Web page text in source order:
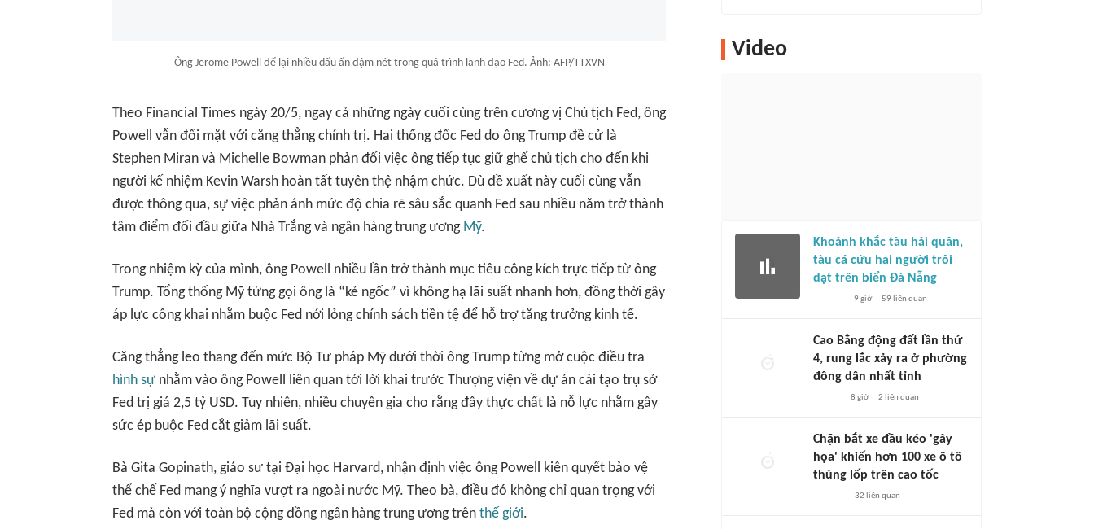
Ông Jerome Powell để lại nhiều dấu ấn đậm nét trong quá trình lãnh đạo Fed. Ảnh: AFP/TTXVN
Theo Financial Times ngày 20/5, ngay cả những ngày cuối cùng trên cương vị Chủ tịch Fed, ông
Powell vẫn đối mặt với căng thẳng chính trị. Hai thống đốc Fed do ông Trump đề cử là
Stephen Miran và Michelle Bowman phản đối việc ông tiếp tục giữ ghế chủ tịch cho đến khi
người kế nhiệm Kevin Warsh hoàn tất tuyên thệ nhậm chức. Dù đề xuất này cuối cùng vẫn
được thông qua, sự việc phản ánh mức độ chia rẽ sâu sắc quanh Fed sau nhiều năm trở thành
tâm điểm đối đầu giữa Nhà Trắng và ngân hàng trung ương Mỹ.
Trong nhiệm kỳ của mình, ông Powell nhiều lần trở thành mục tiêu công kích trực tiếp từ ông
Trump. Tổng thống Mỹ từng gọi ông là “kẻ ngốc” vì không hạ lãi suất nhanh hơn, đồng thời gây
áp lực công khai nhằm buộc Fed nới lỏng chính sách tiền tệ để hỗ trợ tăng trưởng kinh tế.
Căng thẳng leo thang đến mức Bộ Tư pháp Mỹ dưới thời ông Trump từng mở cuộc điều tra
hình sự nhằm vào ông Powell liên quan tới lời khai trước Thượng viện về dự án cải tạo trụ sở
Fed trị giá 2,5 tỷ USD. Tuy nhiên, nhiều chuyên gia cho rằng đây thực chất là nỗ lực nhằm gây
sức ép buộc Fed cắt giảm lãi suất.
Bà Gita Gopinath, giáo sư tại Đại học Harvard, nhận định việc ông Powell kiên quyết bảo vệ
thể chế Fed mang ý nghĩa vượt ra ngoài nước Mỹ. Theo bà, điều đó không chỉ quan trọng với
Fed mà còn với toàn bộ cộng đồng ngân hàng trung ương trên thế giới.
Video
Khoảnh khắc tàu hải quân,
tàu cá cứu hai người trôi
dạt trên biển Đà Nẵng
9 giờ 59 liên quan
Cao Bằng động đất lần thứ
4, rung lắc xảy ra ở phường
đông dân nhất tỉnh
8 giờ 2 liên quan
Chặn bắt xe đầu kéo 'gây
họa' khiến hơn 100 xe ô tô
thủng lốp trên cao tốc
32 liên quan